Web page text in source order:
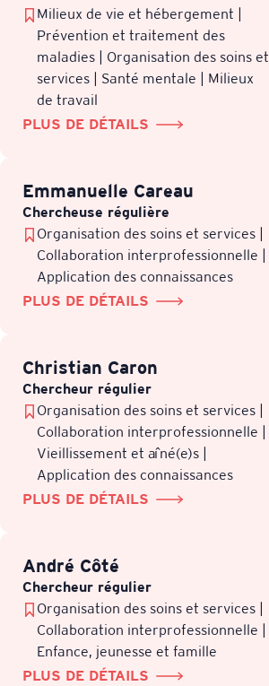
Milieux de vie et hébergement |
Prévention et traitement des
maladies | Organisation des soins et
services | Santé mentale | Milieux
de travail
PLUS DE DÉTAILS
Emmanuelle Careau
Chercheuse régulière
Organisation des soins et services |
Collaboration interprofessionnelle |
Application des connaissances
PLUS DE DÉTAILS
Christian Caron
Chercheur régulier
Organisation des soins et services |
Collaboration interprofessionnelle |
Vieillissement et aîné(e)s |
Application des connaissances
PLUS DE DÉTAILS
André Côté
Chercheur régulier
Organisation des soins et services |
Collaboration interprofessionnelle |
Enfance, jeunesse et famille
PLUS DE DÉTAILS